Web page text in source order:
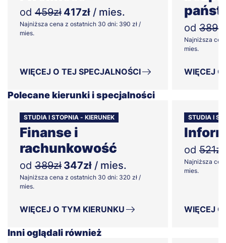
od 459zł 417zł / mies.
Najniższa cena z ostatnich 30 dni: 390 zł /
mies.
WIĘCEJ O TEJ SPECJALNOŚCI
od 389zł
Najniższa
mies.
WIĘCEJ
Polecane kierunki i specjalności
STUDIA I STOPNIA - KIERUNEK
Finanse i
rachunkowość
od 389zł 347zł / mies.
Najniższa cena z ostatnich 30 dni: 320 zł /
mies.
WIĘCEJ O TYM KIERUNKU
STUDIA I
od 521zł
Najniższa
mies.
WIĘCEJ
Inni oglądali również